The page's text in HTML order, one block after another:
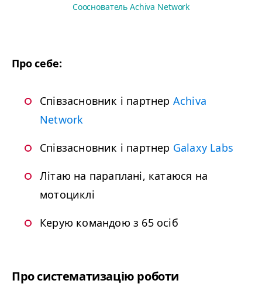
Сооснователь Achiva Network
Про себе:
Співзасновник і партнер Achiva
Network
Співзасновник і партнер Galaxy Labs
Літаю на параплані, катаюся на
мотоциклі
Керую командою з 65осіб
Про систематизацію роботи